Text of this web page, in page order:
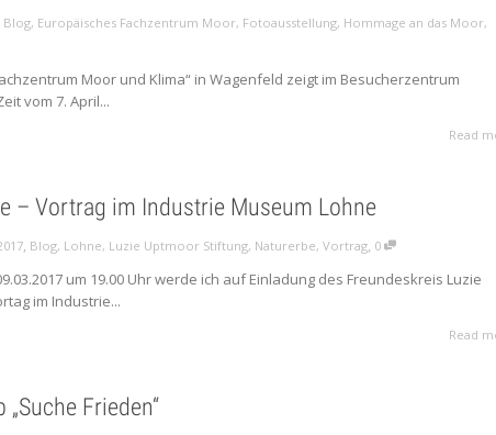
Blog, Europäisches Fachzentrum Moor, Fotoausstellung, Hommage an das Moor,
Moor und Klima“ in Wagenfeld zeigt im Besucherzentrum
vom 7. April...
Read
– Vortrag im Industrie Museum Lohne
, Blog, Lohne, Luzie Uptmoor Stiftung, Naturerbe,Vortrag, 0
um 19.00 Uhr werde ich auf Einladung des Freundeskreis Luzie
im Industrie...
Read
Frieden“